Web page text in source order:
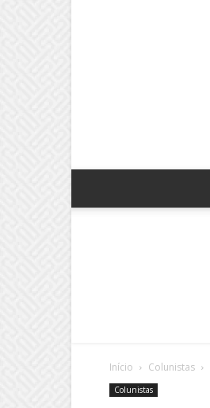
Início Colunistas
Colunistas